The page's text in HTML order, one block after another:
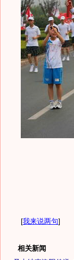
[我来说两句]
相关新闻